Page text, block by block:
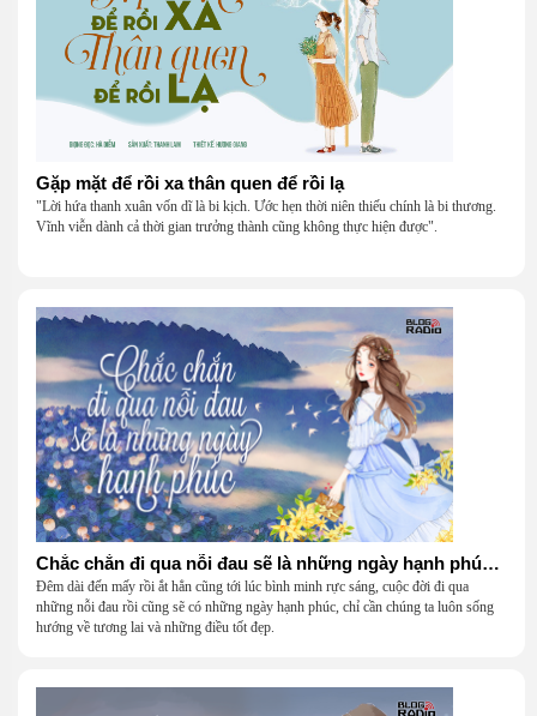
Gặp mặt để rồi xa thân quen để rồi lạ
"Lời hứa thanh xuân vốn dĩ là bi kịch. Ước hẹn thời niên thiếu chính là bi thương.
Vĩnh viễn dành cả thời gian trưởng thành cũng không thực hiện được".
Chắc chắn đi qua nỗi đau sẽ là những ngày hạnh phúc (Cafe Vlog)
Đêm dài đến mấy rồi ắt hẳn cũng tới lúc bình minh rực sáng, cuộc đời đi qua
những nỗi đau rồi cũng sẽ có những ngày hạnh phúc, chỉ cần chúng ta luôn sống
hướng về tương lai và những điều tốt đẹp.